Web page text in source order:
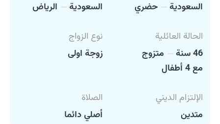
السعودية
حضري
السعودية
الرياض
الحالة العائلية
46 سنة
متزوج
مع 4 أطفال
نوع الزواج
زوجة اولى
الإلتزام الديني
متدين
الصلاة
أصلي دائما